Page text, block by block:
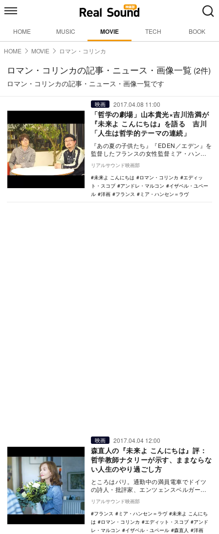
HOME MUSIC MOVIE TECH BOOK
HOME MOVIE ロマン・コリンカ
ロマン・コリンカの記事・ニュース・画像一覧 (2件)
ロマン・コリンカの記事・ニュース・画像一覧です
映画 2017.04.08 11:00
「哲学の劇場」山本貴光×吉川浩満が
『未来よ こんにちは』を語る 吉川
「人生は哲学的テーマの連続」
『あの夏の子供たち』『EDEN／エデン』を
監督したフランスの女性監督ミア・ハンセ
ン=ラブが、本年度アカデミー賞主演女優賞
にもノミ…
リアルサウンド映画部
未来よ こんにちは
ロマン・コリンカ
エディッ
ト・スコブ
アンドレ・マルコン
イザベル・ユペー
ル
洋画 フランス ミア・ハンセン＝ラヴ
映画 2017.04.04 12:00
森直人の『未来よ こんにちは』評：
哲学教師ナタリーが示す、ままならな
い人生のやり過ごし方
ところはパリ。通勤中の満員電車でドイツ
の詩人・批評家、エンツェンスベルガーが
アラブ人自爆テロリストについて書いた
『Le perd…
リアルサウンド映画部
フランス
ミア・ハンセン＝ラヴ
未来よ こんにち
は
ロマン・コリンカ エディット・スコブ
アンド
レ・マルコン
イザベル・ユペール 森直人 洋画